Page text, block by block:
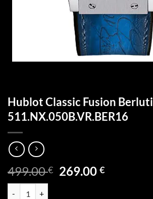
Hublot Classic Fusion Berluti
511.NX.050B.VR.BER16
499.00€ Ursprünglicher
269.00€Aktueller